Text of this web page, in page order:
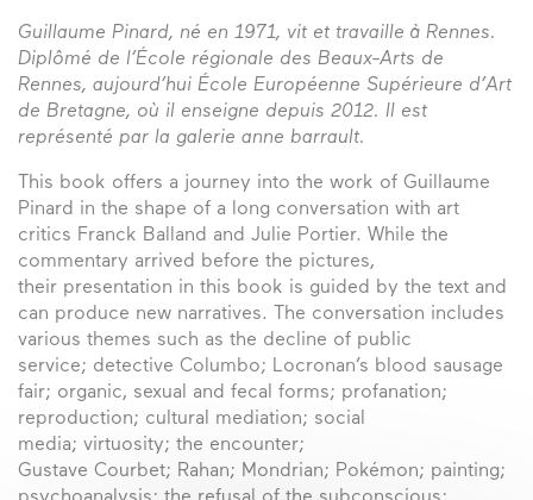
Guillaume Pinard, né en 1971, vit et travaille à Rennes.
Diplômé de l’École régionale des Beaux-Arts de
Rennes, aujourd’hui École Européenne Supérieure d’Art
de Bretagne, où il enseigne depuis 2012. Il est
représenté par la galerie anne barrault.
This book offers a journey into the work of Guillaume
Pinard in the shape of a long conversation with art
critics Franck Balland and Julie Portier. While the
commentary arrived before the pictures,
their presentation in this book is guided by the text and
can produce new narratives. The conversation includes
various themes such as the decline of public
service; detective Columbo; Locronan’s blood sausage
fair; organic, sexual and fecal forms; profanation;
reproduction; cultural mediation; social
media; virtuosity; the encounter;
Gustave Courbet; Rahan; Mondrian; Pokémon; painting;